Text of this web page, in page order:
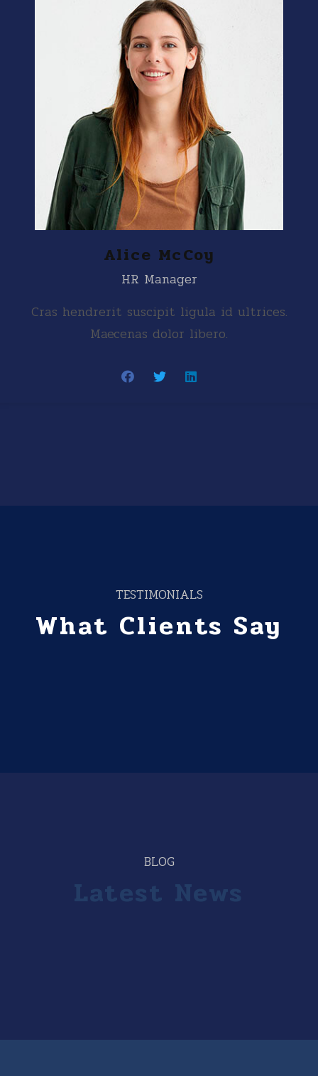
Alice McCoy
HR Manager
Cras hendrerit suscipit ligula id ultrices.
Maecenas dolor libero.
TESTIMONIALS
What Clients Say
BLOG
Latest News